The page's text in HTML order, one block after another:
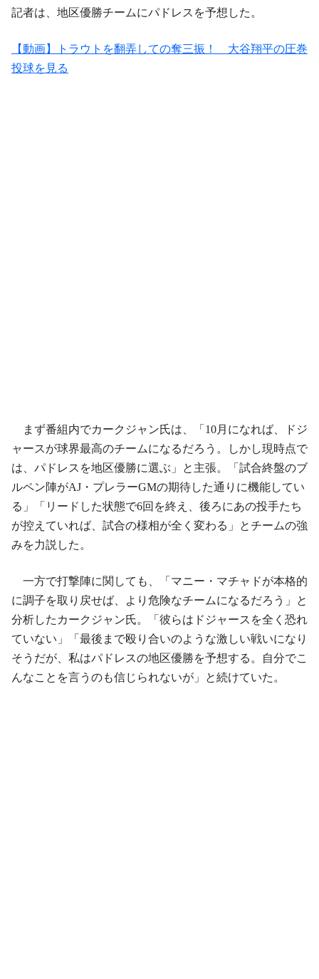
記者は、地区優勝チームにパドレスを予想した。
【動画】トラウトを翻弄しての奪三振！ 大谷翔平の圧巻
投球を見る
まず番組内でカークジャン氏は、「10月になれば、ドジ
ャースが球界最高のチームになるだろう。しかし現時点で
は、パドレスを地区優勝に選ぶ」と主張。「試合終盤のブ
ルペン陣がAJ・プレラーGMの期待した通りに機能してい
る」「リードした状態で6回を終え、後ろにあの投手たち
が控えていれば、試合の様相が全く変わる」とチームの強
みを力説した。
一方で打撃陣に関しても、「マニー・マチャドが本格的
に調子を取り戻せば、より危険なチームになるだろう」と
分析したカークジャン氏。「彼らはドジャースを全く恐れ
ていない」「最後まで殴り合いのような激しい戦いになり
そうだが、私はパドレスの地区優勝を予想する。自分でこ
んなことを言うのも信じられないが」と続けていた。